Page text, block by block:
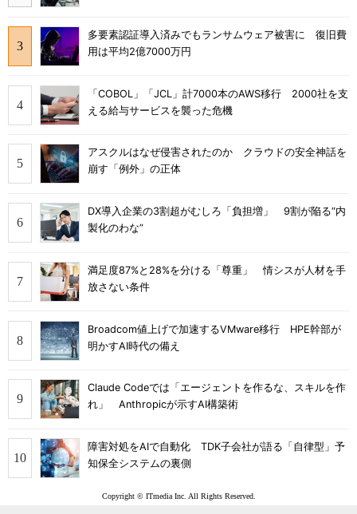
多要素認証導入済みでもランサムウェア被害に 復旧費
用は平均2億7000万円
「COBOL」「JCL」計7000本のAWS移行 2000社を支
える給与サービスを襲った危機
アスクルはなぜ侵害されたのか クラウドの安全神話を
崩す「例外」の正体
DX導入企業の3割超がむしろ「負担増」 9割が陥る“内
製化のわな”
満足度87%と28%を分ける「尊重」 情シスが人材を手
放さない条件
Broadcom値上げで加速するVMware移行 HPE幹部が
明かすAI時代の備え
Claude Codeでは「エージェントを作るな、スキルを作
れ」 Anthropicが示すAI構築術
障害対処をAIで自動化 TDK子会社が語る「自律型」予
知保全システムの裏側
Copyright © ITmedia Inc. All Rights Reserved.